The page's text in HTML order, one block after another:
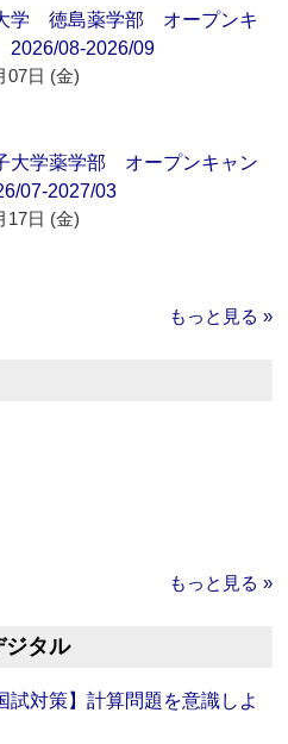
学 徳島薬学部 オープンキ
08-2026/09
07日 (金)
大学薬学部 オープンキャン
07-2027/03
17日 (金)
もっと見る »
もっと見る »
ジタル
試対策】計算問題を意識しよ